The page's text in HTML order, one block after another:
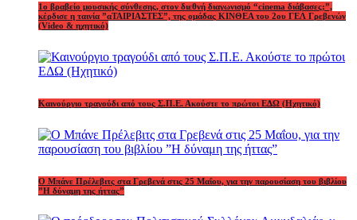
1o βραβείο μουσικής σύνθεσης, στον διεθνή διαγωνισμό “cinema διάβασες;”,
κέρδισε η ταινία ”αΤΑΙΡΙΑΣΤΕΣ”, της ομάδας ΚΙΝΘΕΑ του 2ου ΓΕΛ Γρεβενών
(Video & ηχητικό)
Καινούργιο τραγούδι από τους Σ.Π.Ε. Ακούστε το πρώτοι ΕΔΩ (Ηχητικό)
Ο Μπάνε Πρέλεβιτς στα Γρεβενά στις 25 Μαΐου, για την παρουσίαση του βιβλίου
”Η δύναμη της ήττας”